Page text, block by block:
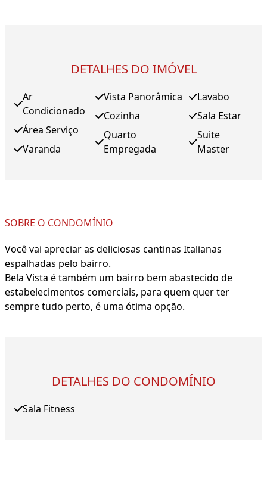
DETALHES DO IMÓVEL
Ar
Condicionado
Área Serviço
Varanda
Vista Panorâmica
Cozinha
Quarto
Empregada
Lavabo
Sala Estar
Suite
Master
SOBRE O CONDOMÍNIO
Você vai apreciar as deliciosas cantinas Italianas
espalhadas pelo bairro.
Bela Vista é também um bairro bem abastecido de
estabelecimentos comerciais, para quem quer ter
sempre tudo perto, é uma ótima opção.
DETALHES DO CONDOMÍNIO
Sala Fitness